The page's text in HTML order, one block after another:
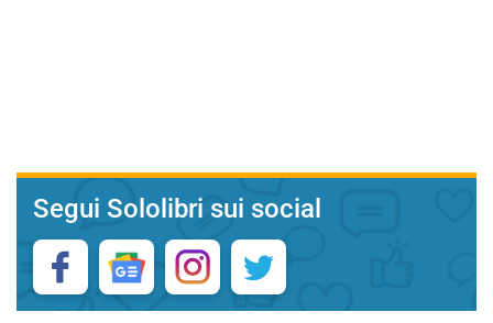
Segui Sololibri sui social